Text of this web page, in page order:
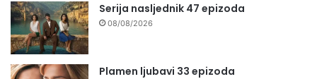
Serija nasljednik 47 epizoda
08/08/2026
Plamen ljubavi 33 epizoda